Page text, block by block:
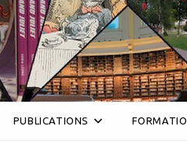
PUBLICATIONS